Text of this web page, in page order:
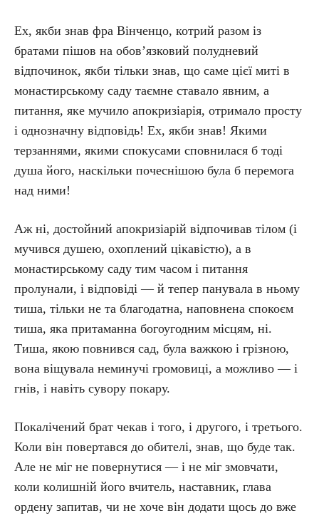
Ех, якби знав фра Вінченцо, котрий разом із
братами пішов на обов’язковий полудневий
відпочинок, якби тільки знав, що саме цієї миті в
монастирському саду таємне ставало явним, а
питання, яке мучило апокризіарія, отримало просту
і однозначну відповідь! Ех, якби знав! Якими
терзаннями, якими спокусами сповнилася б тоді
душа його, наскільки почеснішою була б перемога
над ними!
Аж ні, достойний апокризіарій відпочивав тілом (і
мучився душею, охоплений цікавістю), а в
монастирському саду тим часом і питання
пролунали, і відповіді — й тепер панувала в ньому
тиша, тільки не та благодатна, наповнена спокоєм
тиша, яка притаманна богоугодним місцям, ні.
Тиша, якою повнився сад, була важкою і грізною,
вона віщувала неминучі громовиці, а можливо — і
гнів, і навіть сувору покару.
Покалічений брат чекав і того, і другого, і третього.
Коли він повертався до обителі, знав, що буде так.
Але не міг не повернутися — і не міг змовчати,
коли колишній його вчитель, наставник, глава
ордену запитав, чи не хоче він додати щось до вже